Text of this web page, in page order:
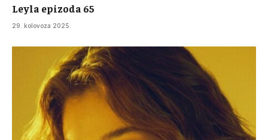
Leyla epizoda 65
29. kolovoza 2025.